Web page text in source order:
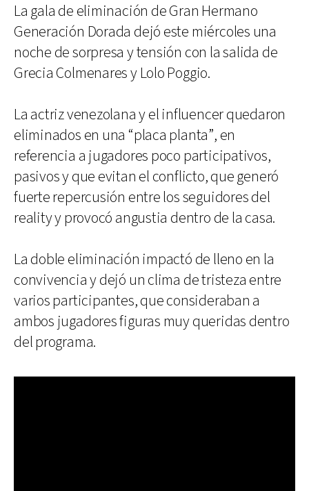
La gala de eliminación de Gran Hermano
Generación Dorada dejó este miércoles una
noche de sorpresa y tensión con la salida de
Grecia Colmenares y Lolo Poggio.
La actriz venezolana y el influencer quedaron
eliminados en una “placa planta”, en
referencia a jugadores poco participativos,
pasivos y que evitan el conflicto, que generó
fuerte repercusión entre los seguidores del
reality y provocó angustia dentro de la casa.
La doble eliminación impactó de lleno en la
convivencia y dejó un clima de tristeza entre
varios participantes, que consideraban a
ambos jugadores figuras muy queridas dentro
del programa.